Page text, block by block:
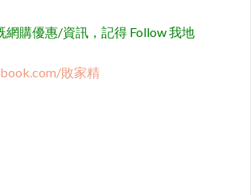
網購優惠/資訊，記得 Follow 我地
敗家精